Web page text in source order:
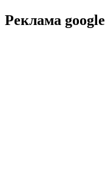
Реклама google